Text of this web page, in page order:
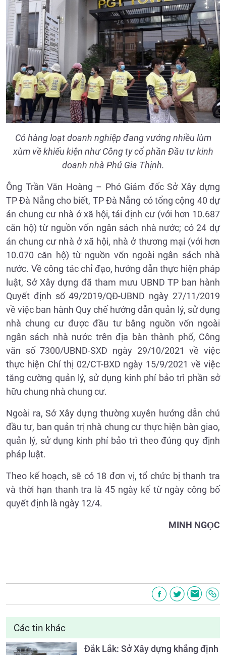
Có hàng loạt doanh nghiệp đang vướng nhiều lùm
xùm về khiếu kiện như Công ty cổ phần Đầu tư kinh
doanh nhà Phú Gia Thịnh.
Ông Trần Văn Hoàng – Phó Giám đốc Sở Xây dựng
TP Đà Nẵng cho biết, TP Đà Nẵng có tổng cộng 40 dự
án chung cư nhà ở xã hội, tái định cư (với hơn 10.687
căn hộ) từ nguồn vốn ngân sách nhà nước; có 24 dự
án chung cư nhà ở xã hội, nhà ở thương mại (với hơn
10.070 căn hộ) từ nguồn vốn ngoài ngân sách nhà
nước. Về công tác chỉ đạo, hướng dẫn thực hiện pháp
luật, Sở Xây dựng đã tham mưu UBND TP ban hành
Quyết định số 49/2019/QĐ-UBND ngày 27/11/2019
về việc ban hành Quy chế hướng dẫn quản lý, sử dụng
nhà chung cư được đầu tư bằng nguồn vốn ngoài
ngân sách nhà nước trên địa bàn thành phố, Công
văn số 7300/UBND-SXD ngày 29/10/2021 về việc
thực hiện Chỉ thị 02/CT-BXD ngày 15/9/2021 về việc
tăng cường quản lý, sử dụng kinh phí bảo trì phần sở
hữu chung nhà chung cư.
Ngoài ra, Sở Xây dựng thường xuyên hướng dẫn chủ
đầu tư, ban quản trị nhà chung cư thực hiện bàn giao,
quản lý, sử dụng kinh phí bảo trì theo đúng quy định
pháp luật.
Theo kế hoạch, sẽ có 18 đơn vị, tổ chức bị thanh tra
và thời hạn thanh tra là 45 ngày kể từ ngày công bố
quyết định là ngày 12/4.
MINH NGỌC
Các tin khác
Đắk Lắk: Sở Xây dựng khẳng định